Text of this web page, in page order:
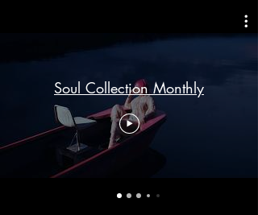
Soul Collection Monthly